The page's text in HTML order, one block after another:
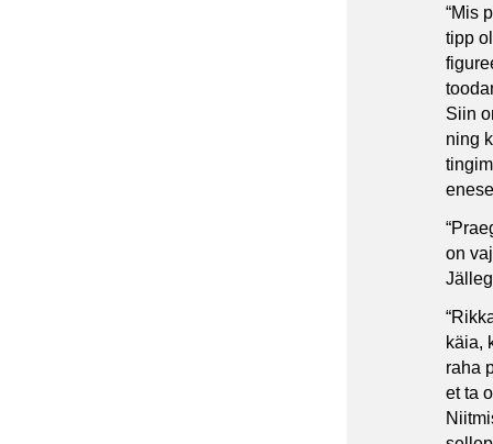
“Mis
tipp
Siin
ning
on
käia,
raha
et ta